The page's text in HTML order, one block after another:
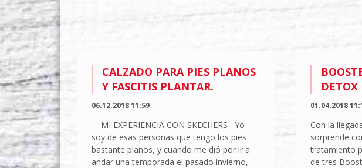
CALZADO PARA PIES PLANOS
Y FASCITIS PLANTAR.
06.12.2018 11:59
MI EXPERIENCIA CON SKECHERS Yo
soy de esas personas que tengo los pies
bastante planos, y cuando me dió por ir a
andar una temporada el pasado invierno,
DETOX
01.04.2018
Con la
sorprende
tratamiento
de tres